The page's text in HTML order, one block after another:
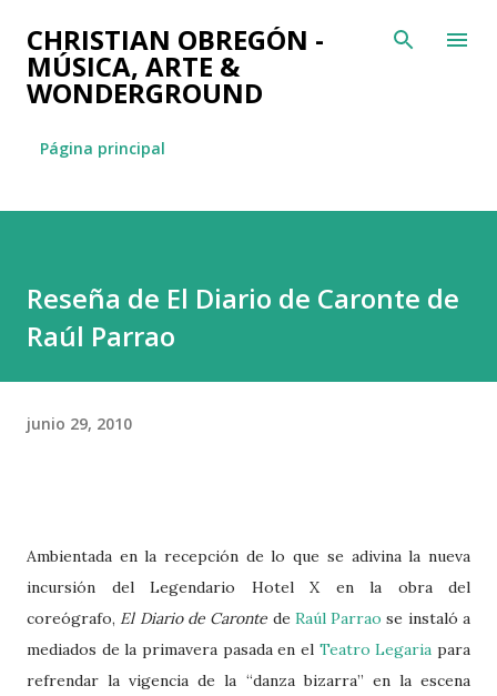
Ir al contenido principal
CHRISTIAN OBREGÓN -
MÚSICA, ARTE &
WONDERGROUND
Página principal
Reseña de El Diario de Caronte de
Raúl Parrao
junio 29, 2010
Ambientada en la recepción de lo que se adivina la nueva
incursión del Legendario Hotel X en la obra del
coreógrafo, El Diario de Caronte de Raúl Parrao se instaló a
mediados de la primavera pasada en el Teatro Legaria para
refrendar la vigencia de la “danza bizarra” en la escena